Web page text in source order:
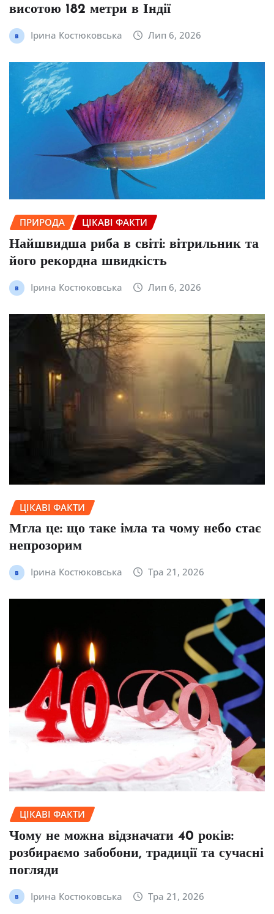
висотою 182 метри в Індії
Ірина Костюковська Лип 6, 2026
ПРИРОДА ЦІКАВІ ФАКТИ
Найшвидша риба в світі: вітрильник та
його рекордна швидкість
Ірина Костюковська Лип 6, 2026
ЦІКАВІ ФАКТИ
Мгла це: що таке імла та чому небо стає
непрозорим
Ірина Костюковська Тра 21, 2026
ЦІКАВІ ФАКТИ
Чому не можна відзначати 40 років:
розбираємо забобони, традиції та сучасні
погляди
Ірина Костюковська Тра 21, 2026